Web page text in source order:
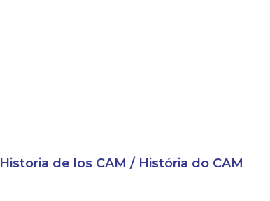
Historia de los CAM / História do CAM